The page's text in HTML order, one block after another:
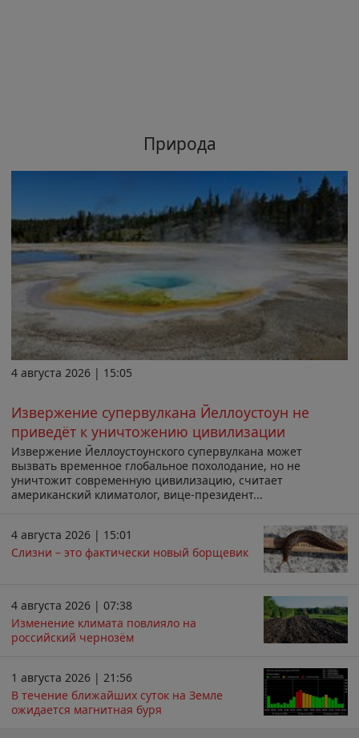
Природа
4 августа 2026 | 15:05
Извержение супервулкана Йеллоустоун не
приведёт к уничтожению цивилизации
Извержение Йеллоустоунского супервулкана может
вызвать временное глобальное похолодание, но не
уничтожит современную цивилизацию, считает
американский климатолог, вице-президент...
4 августа 2026 | 15:01
Слизни – это фактически новый борщевик
4 августа 2026 | 07:38
Изменение климата повлияло на
российский чернозём
1 августа 2026 | 21:56
В течение ближайших суток на Земле
ожидается магнитная буря